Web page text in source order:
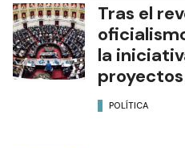
Tras el
la
POLÍTICA